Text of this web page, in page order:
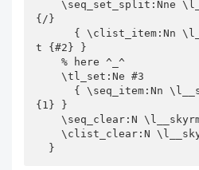
    \seq_set_split:Nne \l__skyrmion_tmp_seq
{/}
t {#2} }
    % here ^_^
    \tl_set:Ne #3
{1} }
    \seq_clear:N \l__skyrmion_tmp_seq
    \clist_clear:N \l__skyrmion_tmp_clist
  }